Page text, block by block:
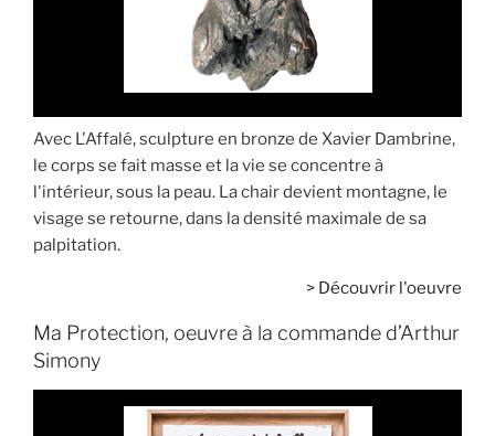
Avec L'Affalé, sculpture en bronze de Xavier Dambrine,
le corps se fait masse et la vie se concentre à
l'intérieur, sous la peau. La chair devient montagne, le
visage se retourne, dans la densité maximale de sa
palpitation.
> Découvrir l'oeuvre
Ma Protection, oeuvre à la commande d’Arthur
Simony